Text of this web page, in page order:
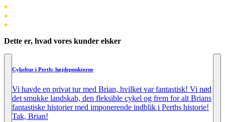
Dette er, hvad vores kunder elsker
Cykeltur i Perth: højdepunkterne
Vi havde en privat tur med Brian, hvilket var fantastisk! Vi nød
det smukke landskab, den fleksible cykel og frem for alt Brians
fantastiske historier med imponerende indblik i Perths historie!
Tak, Brian!